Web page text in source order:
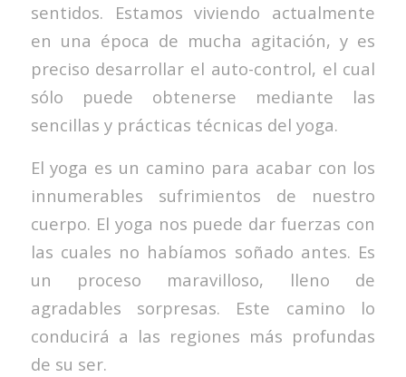
sentidos. Estamos viviendo actualmente
en una época de mucha agitación, y es
preciso desarrollar el auto-control, el cual
sólo puede obtenerse mediante las
sencillas y prácticas técnicas del yoga.
El yoga es un camino para acabar con los
innumerables sufrimientos de nuestro
cuerpo. El yoga nos puede dar fuerzas con
las cuales no habíamos soñado antes. Es
un proceso maravilloso, lleno de
agradables sorpresas. Este camino lo
conducirá a las regiones más profundas
de su ser.